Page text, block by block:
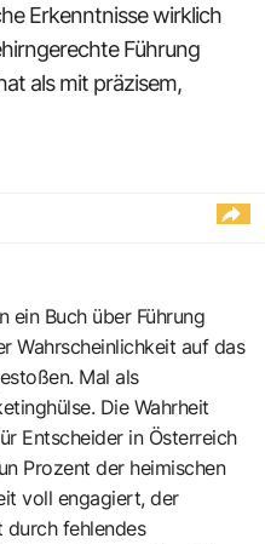
Erkenntnisse wirklich
Führung
als mit präzisem,
ein Buch über Führung
Wahrscheinlichkeit auf das
Mal als
Die Wahrheit
Entscheider in Österreich
Prozent der heimischen
voll engagiert, der
fehlendes